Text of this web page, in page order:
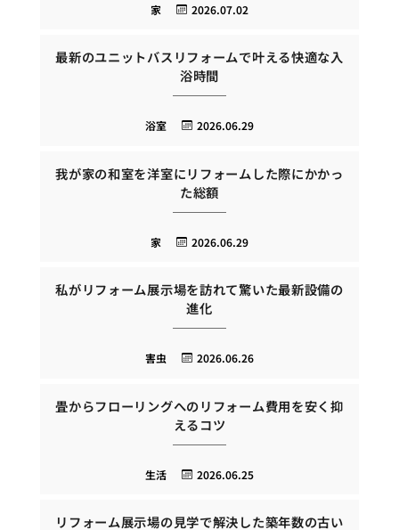
2026.07.02
家
最新のユニットバスリフォームで叶える快適な入
浴時間
2026.06.29
浴室
我が家の和室を洋室にリフォームした際にかかっ
た総額
2026.06.29
家
私がリフォーム展示場を訪れて驚いた最新設備の
進化
2026.06.26
害虫
畳からフローリングへのリフォーム費用を安く抑
えるコツ
2026.06.25
生活
リフォーム展示場の見学で解決した築年数の古い